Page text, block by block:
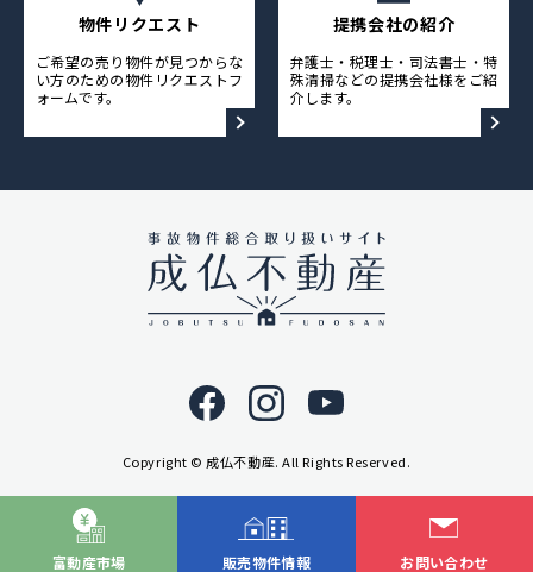
物件リクエスト
ご希望の売り物件が見つからな
い方のための物件リクエストフ
ォームです。
提携会社の紹介
弁護士・税理士・司法書士・特
殊清掃などの提携会社様をご紹
介します。
Copyright © 成仏不動産. All Rights Reserved.
富動産コラム
採用情報
ニュース&メディア
運営会社
プライバシーポリシー
富動産市場 販売物件情報 お問い合わせ